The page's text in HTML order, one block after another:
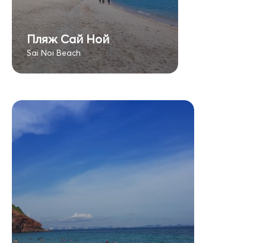
Пляж Сай Ной
Sai Noi Beach